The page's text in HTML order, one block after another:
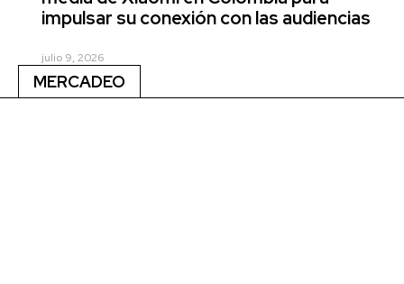
impulsar su conexión con las audiencias
julio 9, 2026
MERCADEO